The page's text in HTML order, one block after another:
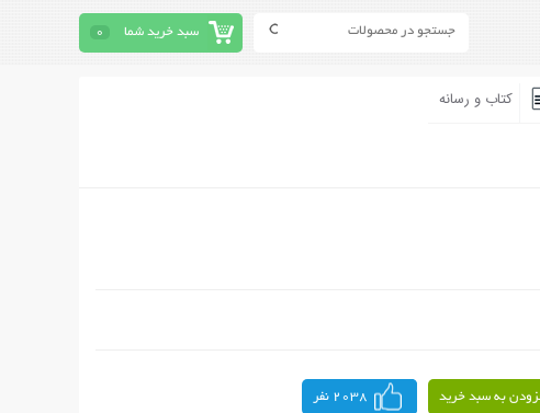
سبد خرید شما 0
کتاب و رسانه
به سبد خرید 2038 نفر